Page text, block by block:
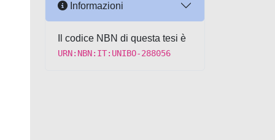
Informazioni
Il codice NBN di questa tesi è
URN:NBN:IT:UNIBO-288056